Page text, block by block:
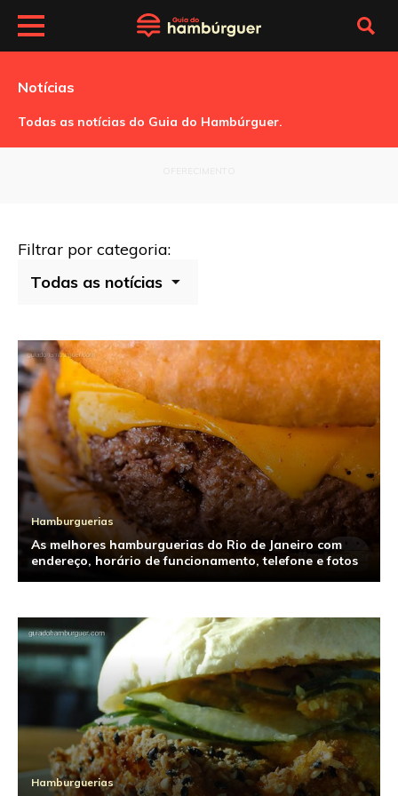
Notícias
Todas as notícias do Guia do Hambúrguer.
Filtrar por categoria:
Hamburguerias
As melhores hamburguerias do Rio de Janeiro com
endereço, horário de funcionamento, telefone e fotos
Hamburguerias